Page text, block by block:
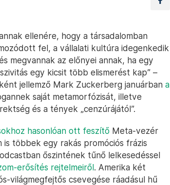
ellenére, hogy a társadalomban
fel, a vállalati kultúra idegenkedik
megvannak az előnyei annak, ha egy
egy kicsit több elismerést kap” –
jellemző Mark Zuckerberg januárban a
saját metamorfózisát, illetve
és a tények „cenzúrájától”.
hasonlóan ott feszítő Meta-vezér
többek egy rakás promóciós frázis
őszintének tűnő lelkesedéssel
erősítés rejtelmeiről. Amerika két
világmegfejtős csevegése ráadásul hű